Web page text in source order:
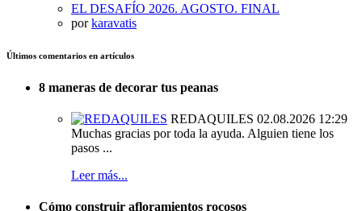
EL DESAFÍO 2026. AGOSTO. FINAL
porkaravatis
Últimos comentarios en artículos
8 maneras de decorar tus peanas
REDAQUILES 02.08.2026 12:29
Muchas gracias por toda la ayuda. Alguien tiene los
pasos ...
Leer más...
Cómo construir afloramientos rocosos